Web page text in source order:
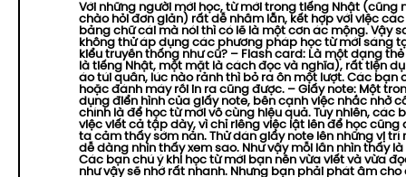
Với những người mới học, từ mới trong tiếng Nhật (cũng
chào hỏi đơn giản) rất dễ nhầm lẫn, kết hợp với việc
bảng chữ cái mà nói thì có lẽ là một cơn ác mộng. Vậy
không thử áp dụng các phương pháp học từ mới sáng
kiểu truyền thống như cũ? – Flash card: Là một dạng
là tiếng Nhật, một mặt là cách đọc và nghĩa), rất tiện
áo túi quần, lúc nào rảnh thì bỏ ra ôn một lượt. Các bạn
hoặc đánh máy rồi in ra cũng được. – Giấy note: Một
dụng điển hình của giấy note, bên cạnh việc nhắc nhở
chính là để học từ mới vô cùng hiệu quả. Tuy nhiên, các
việc viết cả tập dày, vì chỉ riêng việc lật lên để học cũng
ta cảm thấy sớm nản. Thử dán giấy note lên những vị trí
dễ dàng nhìn thấy xem sao. Như vậy mỗi lần nhìn thấy là
Các bạn chú ý khi học từ mới bạn nên vừa viết và vừa
như vậy sẽ nhớ rất nhanh. Nhưng bạn phải phát âm cho